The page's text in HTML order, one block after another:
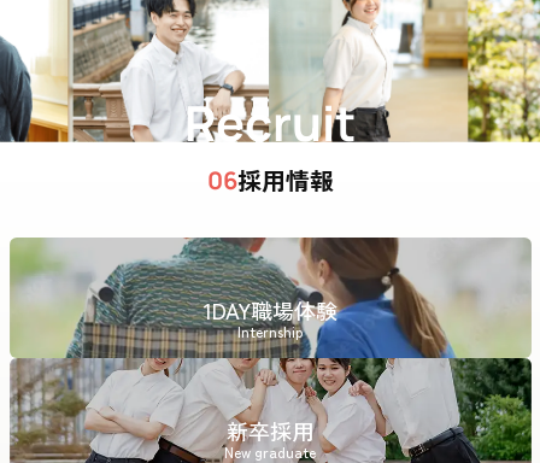
Recruit
06採用情報
1DAY職場体験
Internship
新卒採用
New graduate